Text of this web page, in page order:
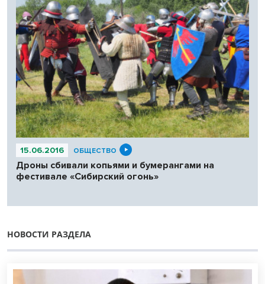
15.06.2016 ОБЩЕСТВО
Дроны сбивали копьями и бумерангами на
фестивале «Сибирский огонь»
НОВОСТИ РАЗДЕЛА